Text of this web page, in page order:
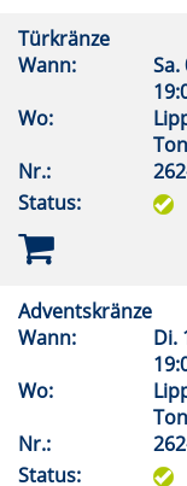
Türkränze
Wann:
Sa.
Wo:
Nr.:
Status:
Adventskränze
Wann:
Di.
Wo:
Nr.:
Status: